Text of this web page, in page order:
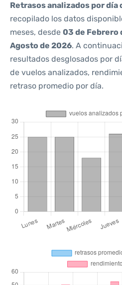
Retrasos analizados por día
recopilado los datos
meses, desde 03 de Febrero
Agosto de 2026. A
resultados desglosados por
de vuelos analizados,
retraso promedio por día.